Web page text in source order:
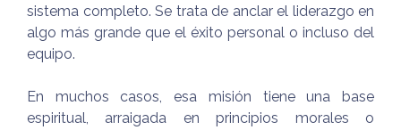
sistema completo. Se trata de anclar el liderazgo en
algo más grande que el éxito personal o incluso del
equipo.
En muchos casos, esa misión tiene una base
espiritual, arraigada en principios morales o